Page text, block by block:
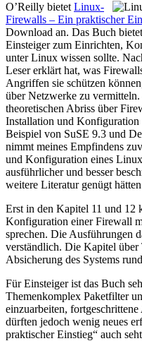
O’Reilly bietet Linux-
Firewalls – Ein praktischer
Download an. Das Buch
Einsteiger zum Einrichten,
unter Linux wissen sollte.
Leser erklärt hat, was
Angriffen sie schützen
über Netzwerke zu
theoretischen Abriss über
Installation und Konfiguration
Beispiel von SuSE 9.3 und
nimmt meines Empfindens
und Konfiguration eines
ausführlicher und besser
weitere Literatur genügt
Erst in den Kapitel 11 und 12
Konfiguration einer Firewall
sprechen. Die Ausführungen
verständlich. Die Kapitel über
Absicherung des Systems
Für Einsteiger ist das Buch
Themenkomplex Paketfilter
einzuarbeiten,
dürften jedoch wenig neues
praktischer Einstieg“ auch